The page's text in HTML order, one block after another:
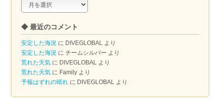
ア
カ
イ
ブ
◆ 最近のコメント
安定した海況 に DIVEGLOBAL より
安定した海況 にチームシルバー より
荒れた天気 に DIVEGLOBAL より
荒れた天気 に Family より
予報はずれの晴れ に DIVEGLOBAL より